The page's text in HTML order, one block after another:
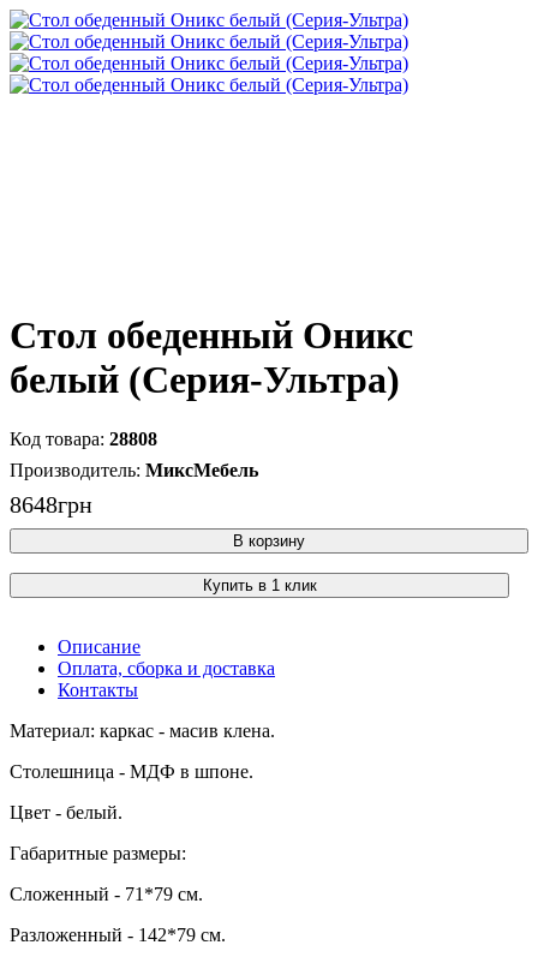
Cтол обеденный Оникс
белый (Серия-Ультра)
28808
МиксМебель
8648грн
В корзину
Купить в 1 клик
Описание
Оплата, сборка и доставка
Контакты
Материал: каркас - масив клена.
Столешница - МДФ в шпоне.
Цвет - белый.
Габаритные размеры:
Сложенный - 71*79 см.
Разложенный - 142*79 см.